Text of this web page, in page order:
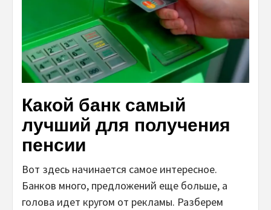
Какой банк самый
лучший для получения
пенсии
Вот здесь начинается самое интересное.
Банков много, предложений еще больше, а
голова идет кругом от рекламы. Разберем